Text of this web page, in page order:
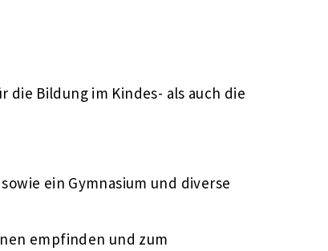
die Bildung im Kindes- als auch die
ein Gymnasium und diverse
empfinden und zum